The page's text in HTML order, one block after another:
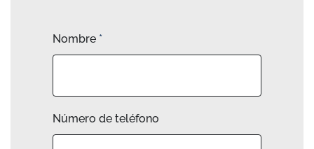
Nombre *
Número de teléfono